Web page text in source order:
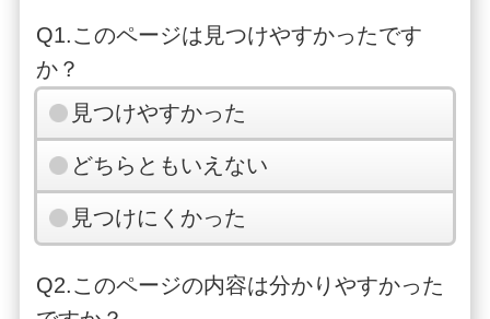
Q1.このページは見つけやすかったです
か？
見つけやすかった
どちらともいえない
見つけにくかった
Q2.このページの内容は分かりやすかった